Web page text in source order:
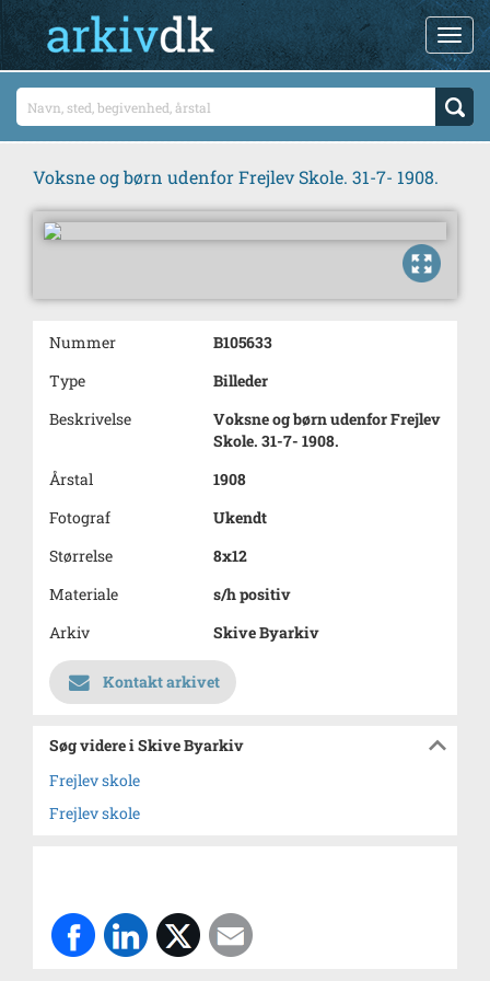
Voksne og børn udenfor Frejlev Skole. 31-7- 1908.
Nummer
B105633
Type
Billeder
Beskrivelse
Voksne og børn udenfor Frejlev
Skole. 31-7- 1908.
Årstal
1908
Fotograf
Ukendt
Størrelse
8x12
Materiale
s/h positiv
Arkiv
Skive Byarkiv
Kontakt arkivet
Søg videre i Skive Byarkiv
Frejlev skole
Frejlev skole